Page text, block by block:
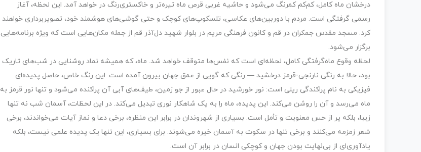
درخشان ماه کامل، کم‌کم کمرنگ می‌شود و حاشیه غربی قرص ماه تیره‌تر و خاکستری‌رنگ در خواهد آمد. این لحظه، آغاز
رسمی گرفتگی است. مردم با دوربین‌های عکاسی، تلسکوپ‌های کوچک و حتی گوشی‌های هوشمند خود، تصویربرداری خواهند
کرد. مسجد مقدس جمکران در قم و کانون فرهنگی مریم در بلوار شهید دل‌آذر قم از جمله مکان‌هایی است که ویژه برنامه‌هایی
برگزار می‌شود.
لحظه وقوع ماه‌گرفتگی کامل، لحظه‌ای است که نفس‌ها متوقف خواهد شد. ماه، که همیشه نماد روشنایی در شب‌های تاریک
بود، حالا به رنگی نارنجی-قرمز درخشید — رنگی که گویی از عمق جهان بیرون آمده است. این رنگ خاص، حاصل پدیده‌ای
فیزیکی به نام پراکندگی ریلی است: نور خورشید در حال عبور از جو زمین، طیف‌های آبی آن پراکنده می‌شود و تنها نور قرمز به
ماه می‌رسد و آن را روشن می‌کند. این پدیده، ماه را به یک شاهکار نوری تبدیل می‌کند. در این لحظات، آسمان شب نه تنها
زیبا، بلکه پر از حس معنویت و تأمل است. بسیاری از شهروندان در برابر این منظره، برخی دعا و نماز آیات می‌خواندند، برخی
شعر زمزمه می‌کنند و برخی تنها در سکوت به آسمان خیره می‌شوند. برای بسیاری، این تنها یک پدیده علمی نیست، بلکه
یادآوری‌ای از بی‌نهایت بودن جهان و کوچکی انسان در برابر آن است.